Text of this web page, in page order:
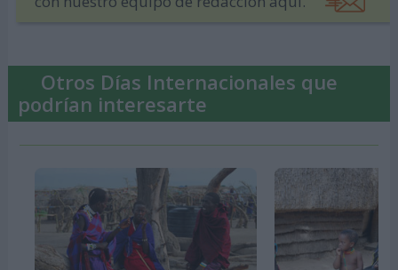
Otros Días Internacionales que
podrían interesarte